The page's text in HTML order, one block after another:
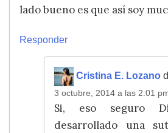
lado bueno es que así soy
Responder
Cristina E. Lozano
3 octubre, 2014 a las 2:01
Si, eso seguro
desarrollado una